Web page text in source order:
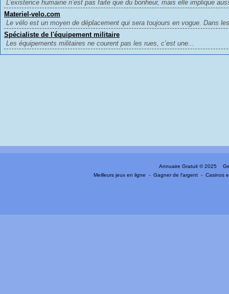
L’existence humaine n’est pas faite que du bonheur, mais elle implique
Materiel-velo.com
Le vélo est un moyen de déplacement qui sera toujours en vogue. Dans
Spécialiste de l'équipement militaire
Les équipements militaires ne courent pas les rues, c’est une...
Annuaire Gratuit © 2025
Meilleurs jeux en ligne
-Gagner de l'argent -Casinos